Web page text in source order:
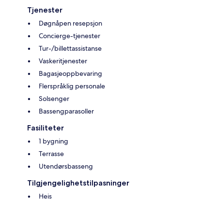
Tjenester
Døgnåpen resepsjon
Concierge-tjenester
Tur-/billettassistanse
Vaskeritjenester
Bagasjeoppbevaring
Flerspråklig personale
Solsenger
Bassengparasoller
Fasiliteter
1 bygning
Terrasse
Utendørsbasseng
Tilgjengelighetstilpasninger
Heis